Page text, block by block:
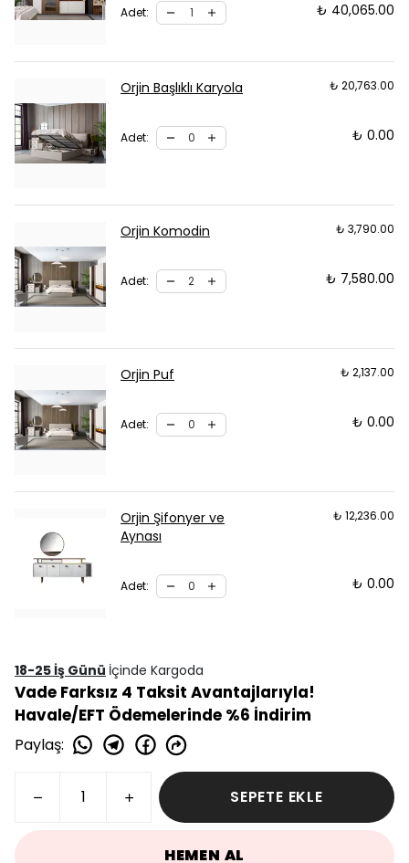
Adet: ₺ 40,065.00
Orjin Başlıklı Karyola ₺ 20,763.00
Adet: ₺ 0.00
Orjin Komodin ₺ 3,790.00
Adet: ₺ 7,580.00
Orjin Puf ₺ 2,137.00
Adet: ₺ 0.00
Orjin Şifonyer ve
Aynası
₺ 12,236.00
Adet: ₺ 0.00
18-25 İş Günü İçinde Kargoda
Vade Farksız 4 Taksit Avantajlarıyla!
Havale/EFT Ödemelerinde %6 İndirim
Paylaş:
SEPETE EKLE
HEMEN AL